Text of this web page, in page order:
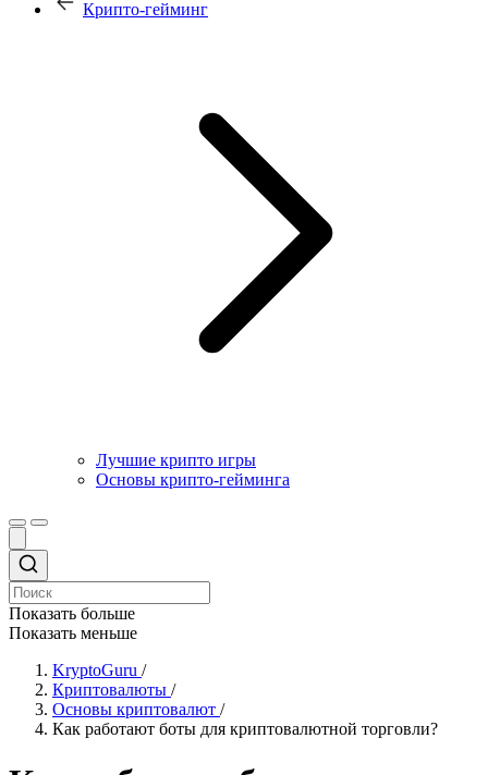
Крипто-гейминг
Лучшие крипто игры
Основы крипто-гейминга
Показать больше
Показать меньше
KryptoGuru /
Криптовалюты /
Основы криптовалют /
Как работают боты для криптовалютной торговли?